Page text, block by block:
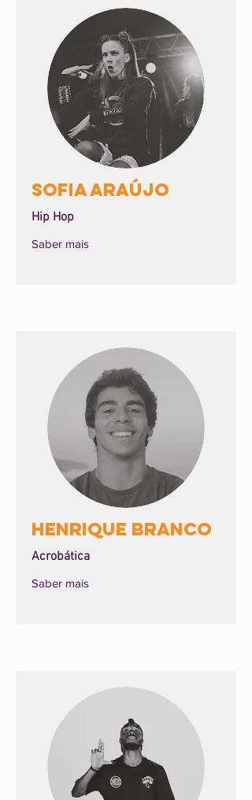
Sofia Araújo
Hip Hop
Saber mais
Henrique Branco
Acrobática
Saber mais